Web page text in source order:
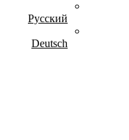
Русский
Deutsch